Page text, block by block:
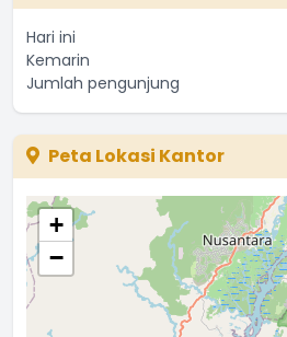
Hari ini
Kemarin
Jumlah pengunjung
Peta Lokasi Kantor
+
−